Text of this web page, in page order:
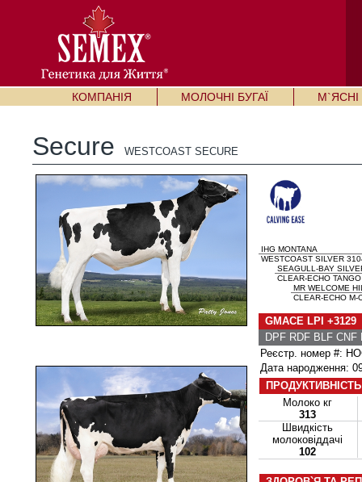
КОМПАНІЯ МОЛОЧНІ БУГАЇ М`ЯСНІ
Secure WESTCOAST SECURE
IHG MONTANA
WESTCOAST SILVER
SEAGULL-BAY
CLEAR-ECHO
MR WELCOME
CLEAR-ECHO M-
GMACE LPI
DPF RDF BLF CNF
Реєстр. номер #:
Дата народження:
ПРОДУКТИВНІСТЬ
Молоко кг
313
Швидкість
молоковіддачі
102